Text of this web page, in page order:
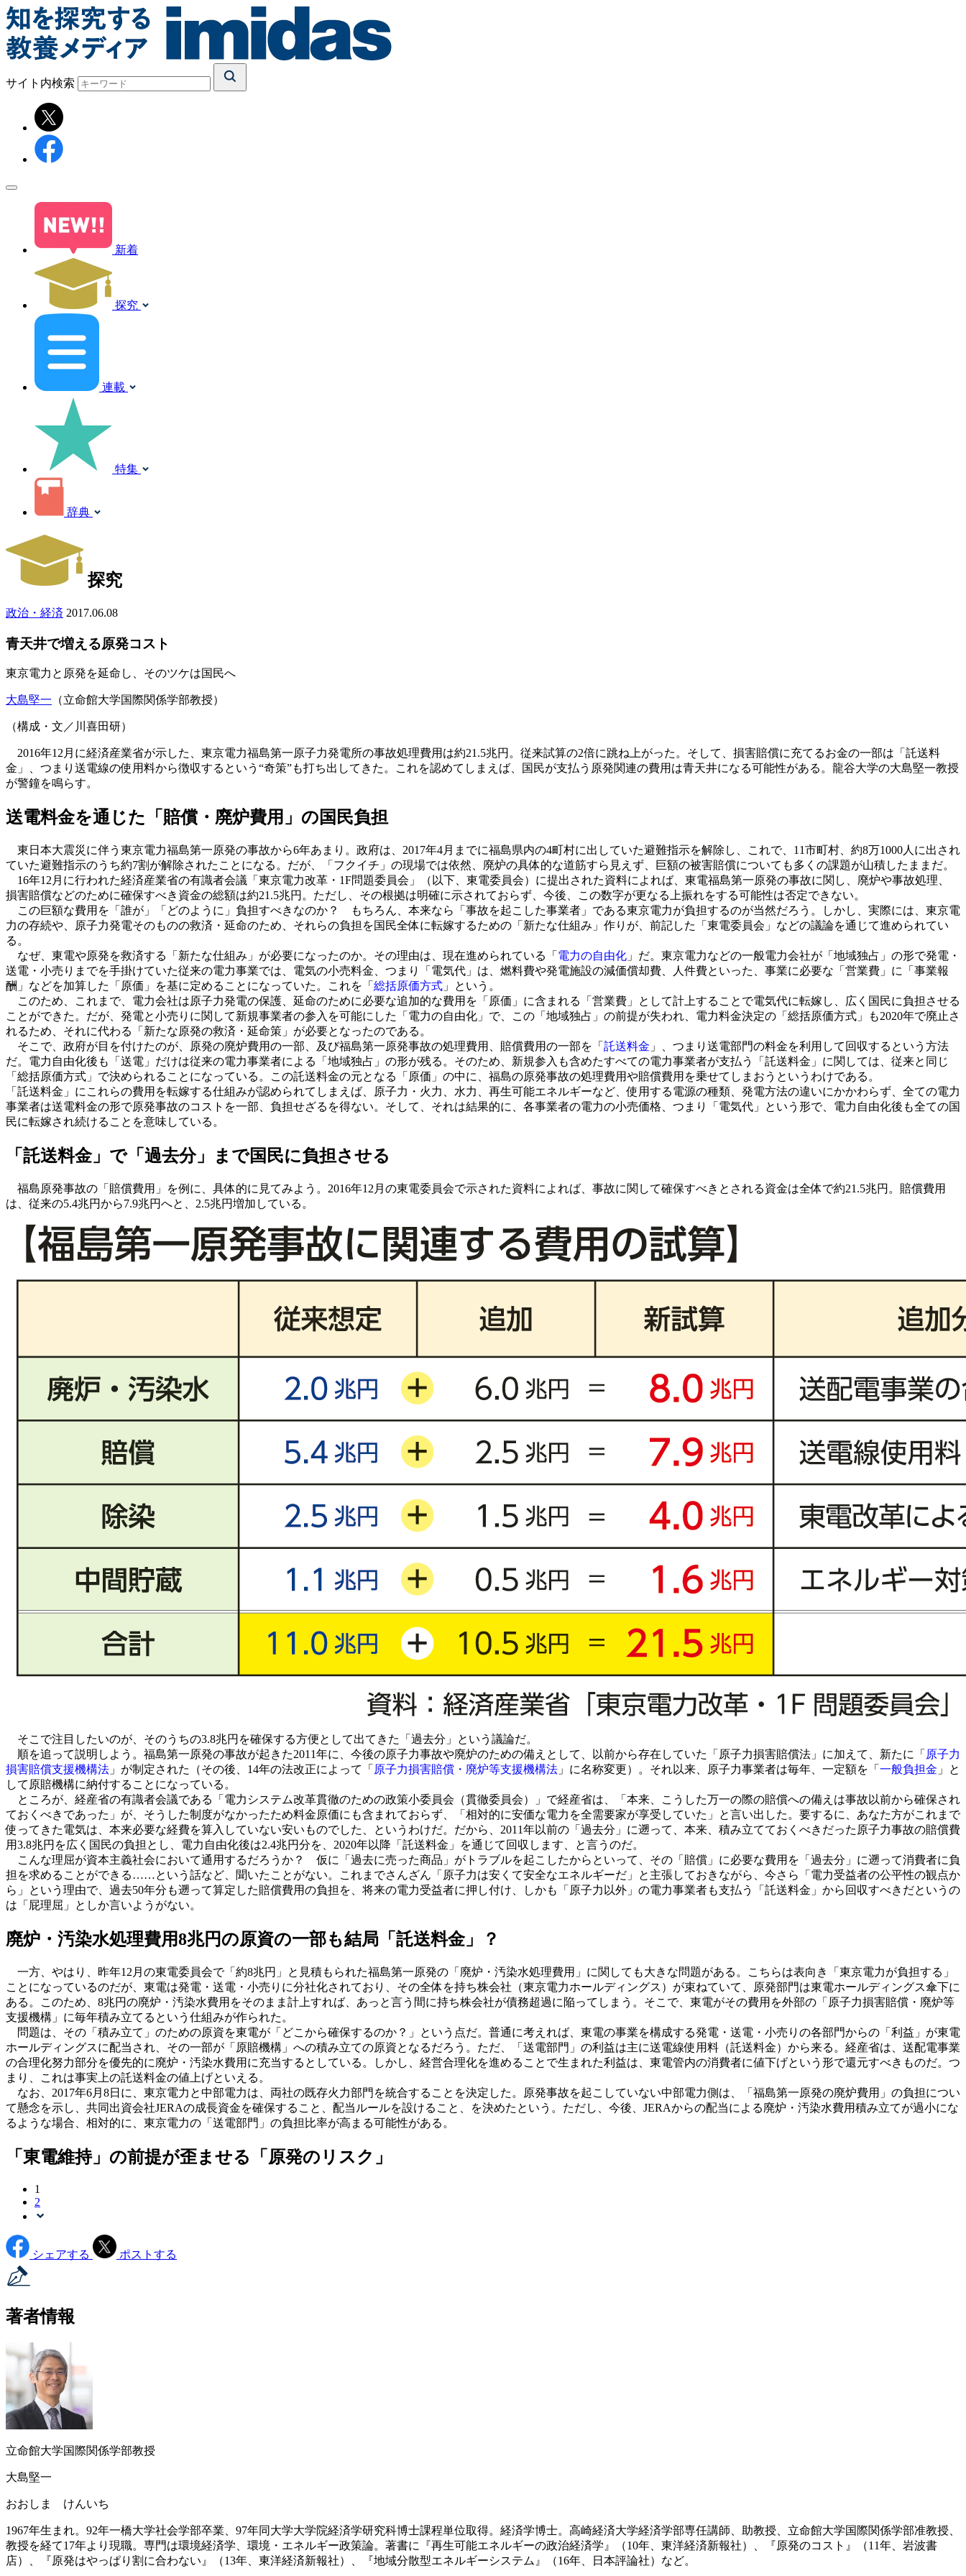
サイト内検索
新着
探究
連載
特集
辞典
探究
政治・経済 2017.06.08
青天井で増える原発コスト
東京電力と原発を延命し、そのツケは国民へ
大島堅一 （立命館大学国際関係学部教授）
（構成・文／川喜田研）
2016年12月に経済産業省が示した、東京電力福島第一原子力発電所の事故処理費用は約21.5兆円。従来試算の2倍に跳ね上がった。そして、損害賠償に充てるお金の一部は「託送料
金」、つまり送電線の使用料から徴収するという“奇策”も打ち出してきた。これを認めてしまえば、国民が支払う原発関連の費用は青天井になる可能性がある。龍谷大学の大島堅一教授
が警鐘を鳴らす。
送電料金を通じた「賠償・廃炉費用」の国民負担
東日本大震災に伴う東京電力福島第一原発の事故から6年あまり。政府は、2017年4月までに福島県内の4町村に出していた避難指示を解除し、これで、11市町村、約8万1000人に出され
ていた避難指示のうち約7割が解除されたことになる。だが、「フクイチ」の現場では依然、廃炉の具体的な道筋すら見えず、巨額の被害賠償についても多くの課題が山積したままだ。
16年12月に行われた経済産業省の有識者会議「東京電力改革・1F問題委員会」（以下、東電委員会）に提出された資料によれば、東電福島第一原発の事故に関し、廃炉や事故処理、
損害賠償などのために確保すべき資金の総額は約21.5兆円。ただし、その根拠は明確に示されておらず、今後、この数字が更なる上振れをする可能性は否定できない。
この巨額な費用を「誰が」「どのように」負担すべきなのか？ もちろん、本来なら「事故を起こした事業者」である東京電力が負担するのが当然だろう。しかし、実際には、東京電
力の存続や、原子力発電そのものの救済・延命のため、それらの負担を国民全体に転嫁するための「新たな仕組み」作りが、前記した「東電委員会」などの議論を通じて進められてい
る。
なぜ、東電や原発を救済する「新たな仕組み」が必要になったのか。その理由は、現在進められている「 電力の自由化 」だ。東京電力などの一般電力会社が「地域独占」の形で発電・
送電・小売りまでを手掛けていた従来の電力事業では、電気の小売料金、つまり「電気代」は、燃料費や発電施設の減価償却費、人件費といった、事業に必要な「営業費」に「事業報
酬」などを加算した「原価」を基に定めることになっていた。これを「 総括原価方式 」という。
このため、これまで、電力会社は原子力発電の保護、延命のために必要な追加的な費用を「原価」に含まれる「営業費」として計上することで電気代に転嫁し、広く国民に負担させる
ことができた。だが、発電と小売りに関して新規事業者の参入を可能にした「電力の自由化」で、この「地域独占」の前提が失われ、電力料金決定の「総括原価方式」も2020年で廃止さ
れるため、それに代わる「新たな原発の救済・延命策」が必要となったのである。
そこで、政府が目を付けたのが、原発の廃炉費用の一部、及び福島第一原発事故の処理費用、賠償費用の一部を「 託送料金 」、つまり送電部門の料金を利用して回収するという方法
だ。電力自由化後も「送電」だけは従来の電力事業者による「地域独占」の形が残る。そのため、新規参入も含めたすべての電力事業者が支払う「託送料金」に関しては、従来と同じ
「総括原価方式」で決められることになっている。この託送料金の元となる「原価」の中に、福島の原発事故の処理費用や賠償費用を乗せてしまおうというわけである。
「託送料金」にこれらの費用を転嫁する仕組みが認められてしまえば、原子力・火力、水力、再生可能エネルギーなど、使用する電源の種類、発電方法の違いにかかわらず、全ての電力
事業者は送電料金の形で原発事故のコストを一部、負担せざるを得ない。そして、それは結果的に、各事業者の電力の小売価格、つまり「電気代」という形で、電力自由化後も全ての国
民に転嫁され続けることを意味している。
「託送料金」で「過去分」まで国民に負担させる
福島原発事故の「賠償費用」を例に、具体的に見てみよう。2016年12月の東電委員会で示された資料によれば、事故に関して確保すべきとされる資金は全体で約21.5兆円。賠償費用
は、従来の5.4兆円から7.9兆円へと、2.5兆円増加している。
そこで注目したいのが、そのうちの3.8兆円を確保する方便として出てきた「過去分」という議論だ。
順を追って説明しよう。福島第一原発の事故が起きた2011年に、今後の原子力事故や廃炉のための備えとして、以前から存在していた「原子力損害賠償法」に加えて、新たに「 原子力
損害賠償支援機構法 」が制定された（その後、14年の法改正によって「 原子力損害賠償・廃炉等支援機構法 」に名称変更）。それ以来、原子力事業者は毎年、一定額を「 一般負担金 」と
して原賠機構に納付することになっている。
ところが、経産省の有識者会議である「電力システム改革貫徹のための政策小委員会（貫徹委員会）」で経産省は、「本来、こうした万一の際の賠償への備えは事故以前から確保され
ておくべきであった」が、そうした制度がなかったため料金原価にも含まれておらず、「相対的に安価な電力を全需要家が享受していた」と言い出した。要するに、あなた方がこれまで
使ってきた電気は、本来必要な経費を算入していない安いものでした、というわけだ。だから、2011年以前の「過去分」に遡って、本来、積み立てておくべきだった原子力事故の賠償費
用3.8兆円を広く国民の負担とし、電力自由化後は2.4兆円分を、2020年以降「託送料金」を通じて回収します、と言うのだ。
こんな理屈が資本主義社会において通用するだろうか？ 仮に「過去に売った商品」がトラブルを起こしたからといって、その「賠償」に必要な費用を「過去分」に遡って消費者に負
担を求めることができる……という話など、聞いたことがない。これまでさんざん「原子力は安くて安全なエネルギーだ」と主張しておきながら、今さら「電力受益者の公平性の観点か
ら」という理由で、過去50年分も遡って算定した賠償費用の負担を、将来の電力受益者に押し付け、しかも「原子力以外」の電力事業者も支払う「託送料金」から回収すべきだというの
は「屁理屈」としか言いようがない。
廃炉・汚染水処理費用8兆円の原資の一部も結局「託送料金」？
一方、やはり、昨年12月の東電委員会で「約8兆円」と見積もられた福島第一原発の「廃炉・汚染水処理費用」に関しても大きな問題がある。こちらは表向き「東京電力が負担する」
ことになっているのだが、東電は発電・送電・小売りに分社化されており、その全体を持ち株会社（東京電力ホールディングス）が束ねていて、原発部門は東電ホールディングス傘下に
ある。このため、8兆円の廃炉・汚染水費用をそのまま計上すれば、あっと言う間に持ち株会社が債務超過に陥ってしまう。そこで、東電がその費用を外部の「原子力損害賠償・廃炉等
支援機構」に毎年積み立てるという仕組みが作られた。
問題は、その「積み立て」のための原資を東電が「どこから確保するのか？」という点だ。普通に考えれば、東電の事業を構成する発電・送電・小売りの各部門からの「利益」が東電
ホールディングスに配当され、その一部が「原賠機構」への積み立ての原資となるだろう。ただ、「送電部門」の利益は主に送電線使用料（託送料金）から来る。経産省は、送配電事業
の合理化努力部分を優先的に廃炉・汚染水費用に充当するとしている。しかし、経営合理化を進めることで生まれた利益は、東電管内の消費者に値下げという形で還元すべきものだ。つ
まり、これは事実上の託送料金の値上げといえる。
なお、2017年6月8日に、東京電力と中部電力は、両社の既存火力部門を統合することを決定した。原発事故を起こしていない中部電力側は、「福島第一原発の廃炉費用」の負担につい
て懸念を示し、共同出資会社JERAの成長資金を確保すること、配当ルールを設けること、を決めたという。ただし、今後、JERAからの配当による廃炉・汚染水費用積み立てが過小にな
るような場合、相対的に、東京電力の「送電部門」の負担比率が高まる可能性がある。
「東電維持」の前提が歪ませる「原発のリスク」
1
2
シェアする ポストする
著者情報
立命館大学国際関係学部教授
大島堅一
おおしま けんいち
1967年生まれ。92年一橋大学社会学部卒業、97年同大学大学院経済学研究科博士課程単位取得。経済学博士。高崎経済大学経済学部専任講師、助教授、立命館大学国際関係学部准教授、
教授を経て17年より現職。専門は環境経済学、環境・エネルギー政策論。著書に『再生可能エネルギーの政治経済学』（10年、東洋経済新報社）、『原発のコスト』（11年、岩波書
店）、『原発はやっぱり割に合わない』（13年、東洋経済新報社）、『地域分散型エネルギーシステム』（16年、日本評論社）など。